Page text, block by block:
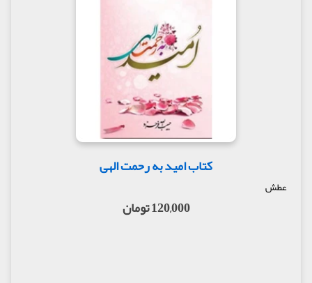
کتاب امید به رحمت الهی
عطش
120,000 تومان